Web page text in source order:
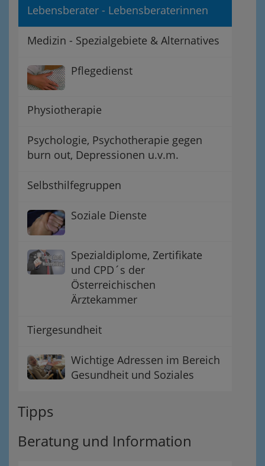
Lebensberater - Lebensberaterinnen
Medizin - Spezialgebiete & Alternatives
Pflegedienst
Physiotherapie
Psychologie, Psychotherapie gegen
burn out, Depressionen u.v.m.
Selbsthilfegruppen
Soziale Dienste
Spezialdiplome, Zertifikate
und CPD´s der
Österreichischen
Ärztekammer
Tiergesundheit
Wichtige Adressen im Bereich
Gesundheit und Soziales
Tipps
Beratung und Information